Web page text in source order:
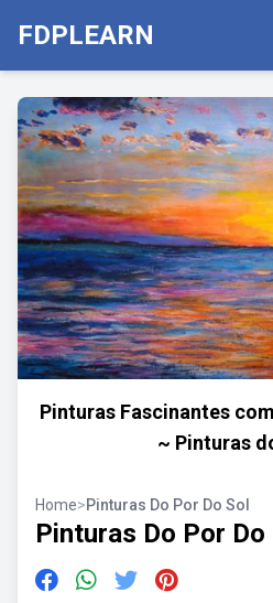
FDPLEARN
Pinturas Fascinantes
~ Pinturas
Home>Pinturas Do Por Do Sol
Pinturas Do Por Do